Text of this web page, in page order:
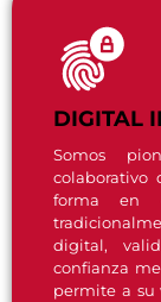
DIGITAL
Somos
forma en
digital,
confianza
permite a su